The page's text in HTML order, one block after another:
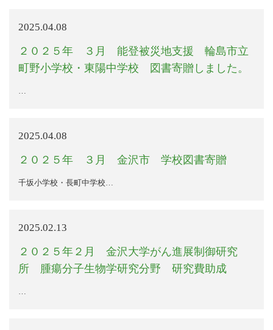
2025.04.08
２０２５年 ３月 能登被災地支援 輪島市立
町野小学校・東陽中学校 図書寄贈しました。
…
2025.04.08
２０２５年 ３月 金沢市 学校図書寄贈
千坂小学校・長町中学校…
2025.02.13
２０２５年２月 金沢大学がん進展制御研究
所 腫瘍分子生物学研究分野 研究費助成
…